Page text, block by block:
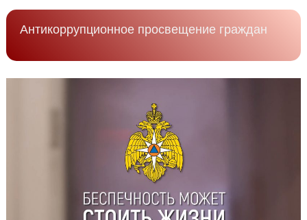
Антикоррупционное просвещение граждан